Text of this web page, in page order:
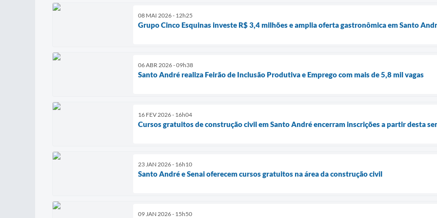
08 MAI 2026 - 12h25
Grupo Cinco Esquinas investe R$ 3,4 milhões e amplia oferta gastronômica em Santo
06 ABR 2026 - 09h38
Santo André realiza Feirão de Inclusão Produtiva e Emprego com mais de 5,8 mil vagas
16 FEV 2026 - 16h04
Cursos gratuitos de construção civil em Santo André encerram inscrições a partir desta
23 JAN 2026 - 16h10
Santo André e Senai oferecem cursos gratuitos na área da construção civil
09 JAN 2026 - 15h50